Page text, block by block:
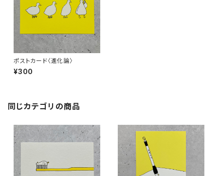
ポストカード〈進化論〉
¥300
同じカテゴリの商品